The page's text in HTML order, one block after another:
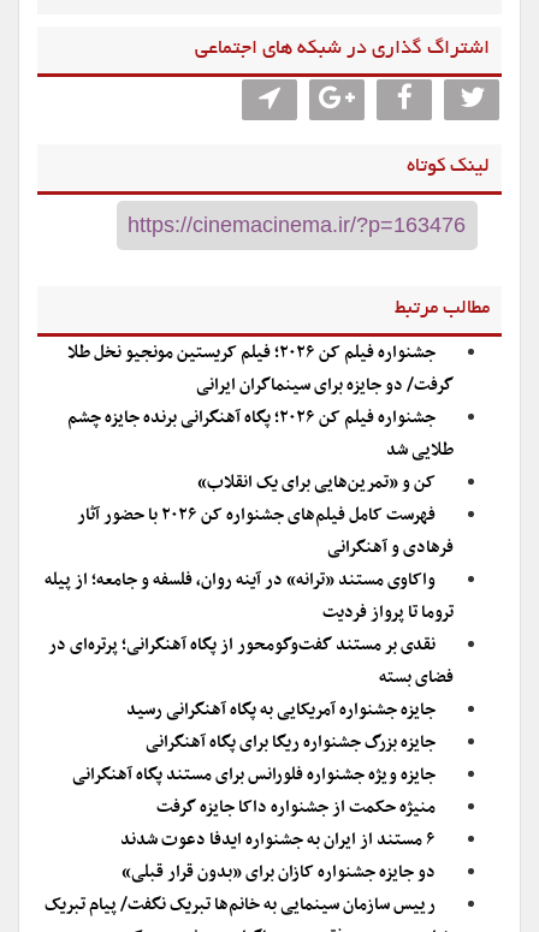
اشتراگ گذاری در شبکه های اجتماعی
لینک کوتاه
مطالب مرتبط
جشنواره فیلم کن ۲۰۲۶؛ فیلم کریستین مونجیو نخل طلا
گرفت/ دو جایزه برای سینماگران ایرانی
جشنواره فیلم کن ۲۰۲۶؛ پگاه آهنگرانی برنده جایزه چشم
طلایی شد
کن و «تمرین‌هایی برای یک انقلاب»
فهرست کامل فیلم‌های جشنواره کن ۲۰۲۶ با حضور آثار
فرهادی و آهنگرانی
واکاوی مستند «ترانه» در آینه روان، فلسفه و جامعه؛ از پیله
تروما تا پرواز فردیت
نقدی بر مستند گفت‌وگومحور از پگاه آهنگرانی؛ پرتره‌ای در
فضای بسته
جایزه جشنواره آمریکایی به پگاه آهنگرانی رسید
جایزه بزرگ‌ جشنواره ریگا برای پگاه آهنگرانی
جایزه ویژه جشنواره فلورانس برای مستند پگاه آهنگرانی
منیژه حکمت از جشنواره داکا جایزه گرفت
۶ مستند از ایران به جشنواره ایدفا دعوت شدند
دو جایزه جشنواره کازان برای «بدون قرار قبلی»
رییس سازمان سینمایی به خانم‌ها تبریک نگفت/ پیام تبریک